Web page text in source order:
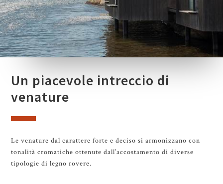
Un piacevole intreccio di
venature
Le venature dal carattere forte e deciso si armonizzano con
tonalità cromatiche ottenute dall’accostamento di diverse
tipologie di legno rovere.